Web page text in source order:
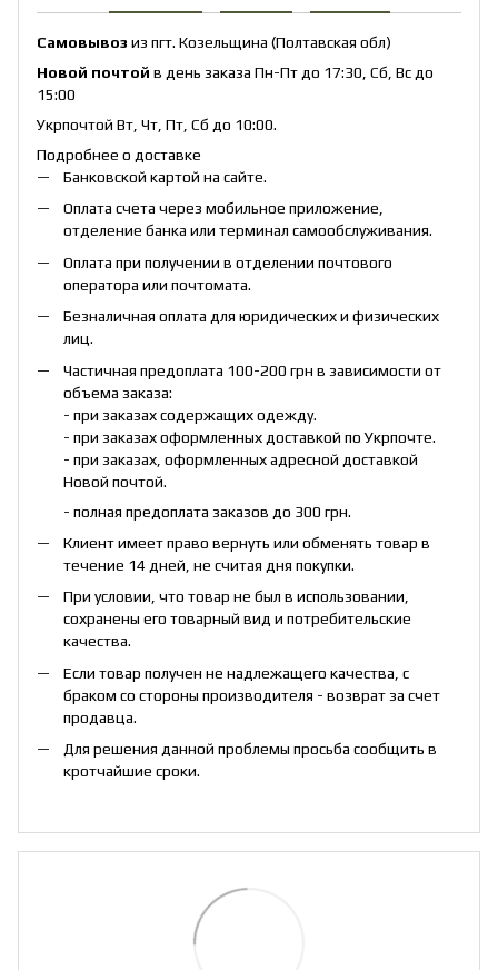
Самовывоз из пгт. Козельщина (Полтавская обл)
Новой почтой в день заказа Пн-Пт до 17:30, Сб, Вс до
15:00
Укрпочтой Вт, Чт, Пт, Сб до 10:00.
Подробнее о доставке
Банковской картой на сайте.
Оплата счета через мобильное приложение,
отделение банка или терминал самообслуживания.
Оплата при получении в отделении почтового
оператора или почтомата.
Безналичная оплата для юридических и физических
лиц.
Частичная предоплата 100-200 грн в зависимости от
объема заказа:
- при заказах содержащих одежду.
- при заказах оформленных доставкой по Укрпочте.
- при заказах, оформленных адресной доставкой
Новой почтой.
- полная предоплата заказов до 300 грн.
Клиент имеет право вернуть или обменять товар в
течение 14 дней, не считая дня покупки.
При условии, что товар не был в использовании,
сохранены его товарный вид и потребительские
качества.
Если товар получен не надлежащего качества, с
браком со стороны производителя - возврат за счет
продавца.
Для решения данной проблемы просьба сообщить в
кротчайшие сроки.